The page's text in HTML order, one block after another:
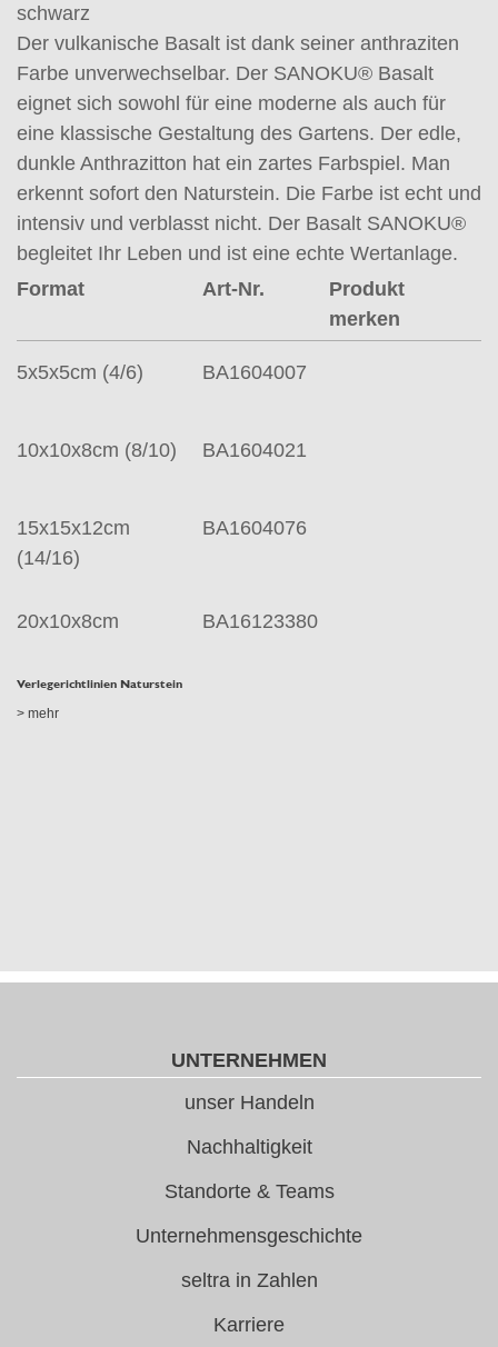
schwarz
Der vulkanische Basalt ist dank seiner anthraziten
Farbe unverwechselbar. Der SANOKU® Basalt
eignet sich sowohl für eine moderne als auch für
eine klassische Gestaltung des Gartens. Der edle,
dunkle Anthrazitton hat ein zartes Farbspiel. Man
erkennt sofort den Naturstein. Die Farbe ist echt und
intensiv und verblasst nicht. Der Basalt SANOKU®
begleitet Ihr Leben und ist eine echte Wertanlage.
Format
Art-Nr.
Produkt
merken
5x5x5cm (4/6) BA1604007
10x10x8cm (8/10) BA1604021
15x15x12cm
(14/16)
BA1604076
20x10x8cm BA16123380
Verlegerichtlinien Naturstein
> mehr
UNTERNEHMEN
unser Handeln
Nachhaltigkeit
Standorte & Teams
Unternehmensgeschichte
seltra in Zahlen
Karriere